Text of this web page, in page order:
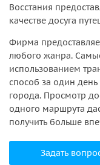
Восстания
качестве досуга
Фирма
любого жанра.
использованием
способ за один
города. Просмотр
одного маршрута
получить больше
Задать